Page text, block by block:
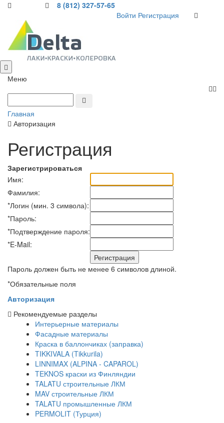
8 (812) 327-57-65
Войти Регистрация
Меню
Главная
Авторизация
Регистрация
Зарегистрироваться
Имя:
Фамилия:
*Логин (мин. 3 символа):
*Пароль:
*Подтверждение пароля:
*E-Mail:
Пароль должен быть не менее 6 символов длиной.
*Обязательные поля
Авторизация
Рекомендуемые разделы
Интерьерные материалы
Фасадные материалы
Краска в баллончиках (заправка)
TIKKIVALA (Tikkurila)
LINNIMAX (ALPINA - CAPAROL)
TEKNOS краски из Финляндии
TALATU строительные ЛКМ
MAV строительные ЛКМ
TALATU промышленные ЛКМ
PERMOLIT (Турция)